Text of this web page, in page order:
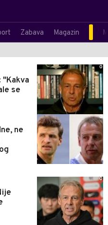
Zabava Magazin
"Kakva
se
0
ne
0
0